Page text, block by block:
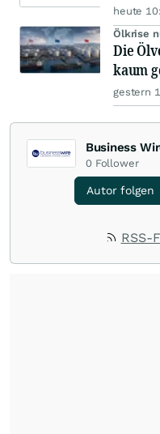
heute
Ölkrise
Die
kaum
gestern
Business
0 Follower
Autor folgen
RSS-